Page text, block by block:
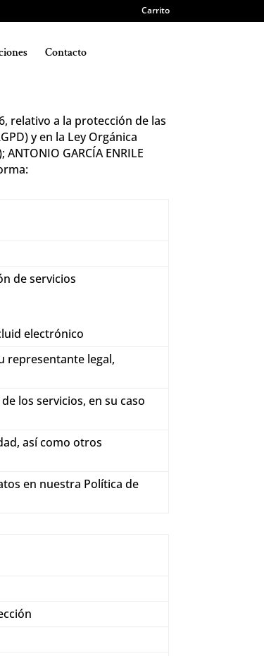
Carrito
Contacto
relativo a la protección de las
y en la Ley Orgánica
GARCÍA ENRILE
de servicios
electrónico
representante legal,
los servicios, en su caso
así como otros
en nuestra Política de